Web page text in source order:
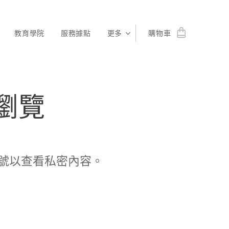
教育學院 服務據點 更多 購物車
覽
以查看私密內容。